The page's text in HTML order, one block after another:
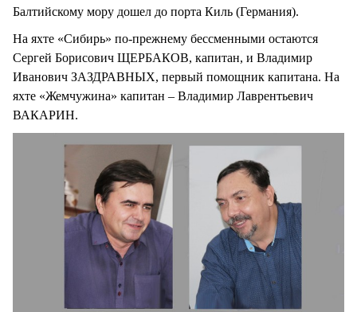
Балтийскому мору дошел до порта Киль (Германия).
На яхте «Сибирь» по-прежнему бессменными остаются
Сергей Борисович ЩЕРБАКОВ, капитан, и Владимир
Иванович ЗАЗДРАВНЫХ, первый помощник капитана. На
яхте «Жемчужина» капитан – Владимир Лаврентьевич
ВАКАРИН.